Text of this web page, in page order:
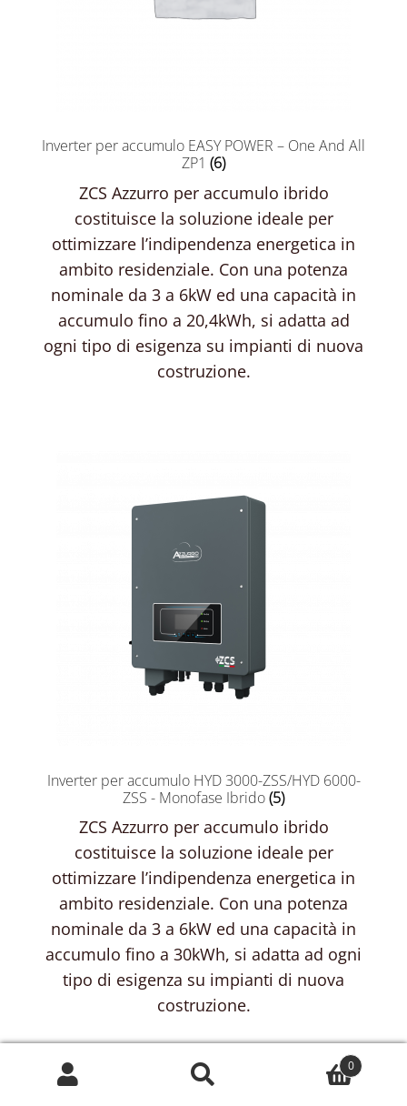
Inverter per accumulo EASY POWER – One And All
ZP1 (6)
ZCS Azzurro per accumulo ibrido
costituisce la soluzione ideale per
ottimizzare l’indipendenza energetica in
ambito residenziale. Con una potenza
nominale da 3 a 6kW ed una capacità in
accumulo fino a 20,4kWh, si adatta ad
ogni tipo di esigenza su impianti di nuova
costruzione.
Inverter per accumulo HYD 3000-ZSS/HYD 6000-
ZSS - Monofase Ibrido(5)
ZCS Azzurro per accumulo ibrido
costituisce la soluzione ideale per
ottimizzare l’indipendenza energetica in
ambito residenziale. Con una potenza
nominale da 3 a 6kW ed una capacità in
accumulo fino a 30kWh, si adatta ad ogni
tipo di esigenza su impianti di nuova
costruzione.
0